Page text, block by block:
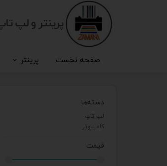
پرینتر و لپ
صفحه نخست پرینتر
دسته‌ها
لپ تاپ
کامپیوتر
قیمت